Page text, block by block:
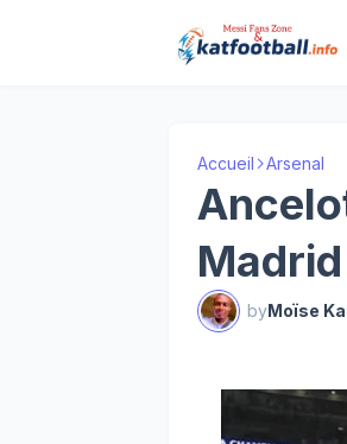
Accueil Arsenal
byMoïse